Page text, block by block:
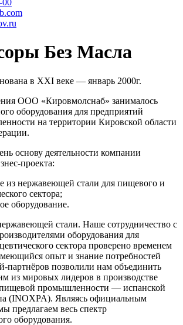
00
Без Масла
в ХХI веке — январь 2000г.
ООО «Кировмолснаб» занималось
оборудования для предприятий
на территории Кировской области
основу деятельности компании
проекта:
из нержавеющей стали для пищевого и
сектора;
оборудование.
стали. Наше сотрудничество с
оборудования для
сектора проверено временем
опыт и знание потребностей
партнёров позволили нам объединить
из мировых лидеров в производстве
пищевой промышленности — испанской
(INOXPA). Являясь официальным
предлагаем весь спектр
оборудования.